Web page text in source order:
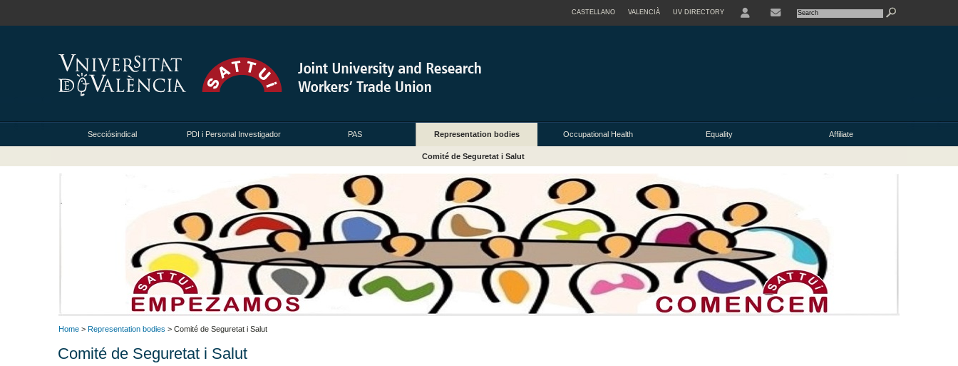
CASTELLANO VALENCIÀ UV DIRECTORY
Secciósindical PDI i Personal Investigador PAS Representation bodies Occupational Health Equality Affiliate
Comité de Seguretat i Salut
Home > Representation bodies > Comité de Seguretat i Salut
Comité de Seguretat i Salut